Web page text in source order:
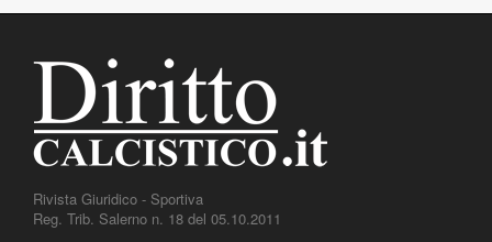
Rivista Giuridico - Sportiva
Reg. Trib. Salerno n. 18 del 05.10.2011